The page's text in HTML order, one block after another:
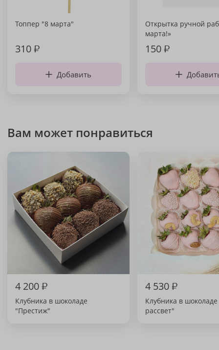
Топпер "8 марта"
310₽
Добавить
Открытка ручной
марта!»
150₽
Вам может понравиться
4 200₽
Клубника в шоколаде
"Престиж"
4 530₽
Клубника в
рассвет"